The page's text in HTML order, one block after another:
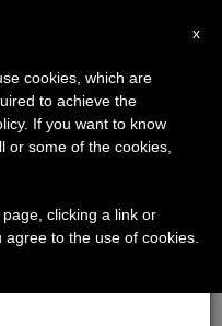
×
haremos la pausa
periodo de verano
y también el
x
cookies, which are
to achieve the
If you want to know
or some of the cookies,
clicking a link or
to the use of cookies.